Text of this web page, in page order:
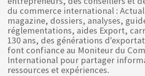
du commerce international :
magazine, dossiers, analyses,
réglementations, aides Export,
130 ans, des générations
font confiance au Moniteur du
International pour partager
ressources et expériences.